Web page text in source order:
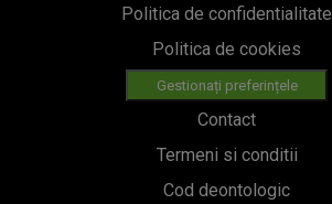
Politica de confidentialitate
Politica de cookies
Gestionați preferințele
Contact
Termeni si conditii
Cod deontologic